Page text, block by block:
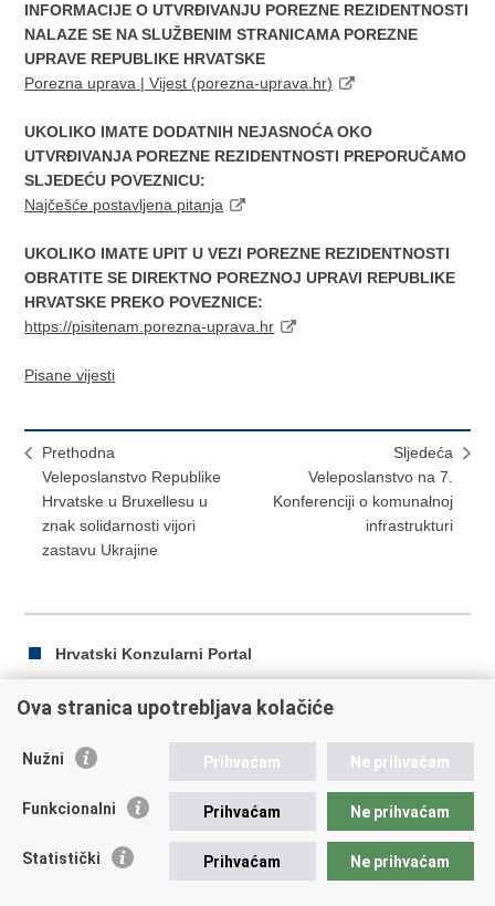
INFORMACIJE O UTVRĐIVANJU POREZNE REZIDENTNOSTI
NALAZE SE NA SLUŽBENIM STRANICAMA POREZNE
UPRAVE REPUBLIKE HRVATSKE
Porezna uprava | Vijest (porezna-uprava.hr)
UKOLIKO IMATE DODATNIH NEJASNOĆA OKO
UTVRĐIVANJA POREZNE REZIDENTNOSTI PREPORUČAMO
SLJEDEĆU POVEZNICU:
Najčešće postavljena pitanja
UKOLIKO IMATE UPIT U VEZI POREZNE REZIDENTNOSTI
OBRATITE SE DIREKTNO POREZNOJ UPRAVI REPUBLIKE
HRVATSKE PREKO POVEZNICE:
https://pisitenam.porezna-uprava.hr
Pisane vijesti
Prethodna
Veleposlanstvo Republike
Hrvatske u Bruxellesu u
znak solidarnosti vijori
zastavu Ukrajine
Sljedeća
Veleposlanstvo na 7.
Konferenciji o komunalnoj
infrastrukturi
Hrvatski Konzularni Portal
Ispiši
Podijeli
Facebooku
Twitteru
Republika Hrvatska
Trg N.Š. Zrinskog 7-8, 10000 Zagreb
Ova stranica upotrebljava kolačiće
Nužni Prihvaćam Ne prihvaćam
Funkcionalni Prihvaćam Ne prihvaćam
Statistički Prihvaćam Ne prihvaćam